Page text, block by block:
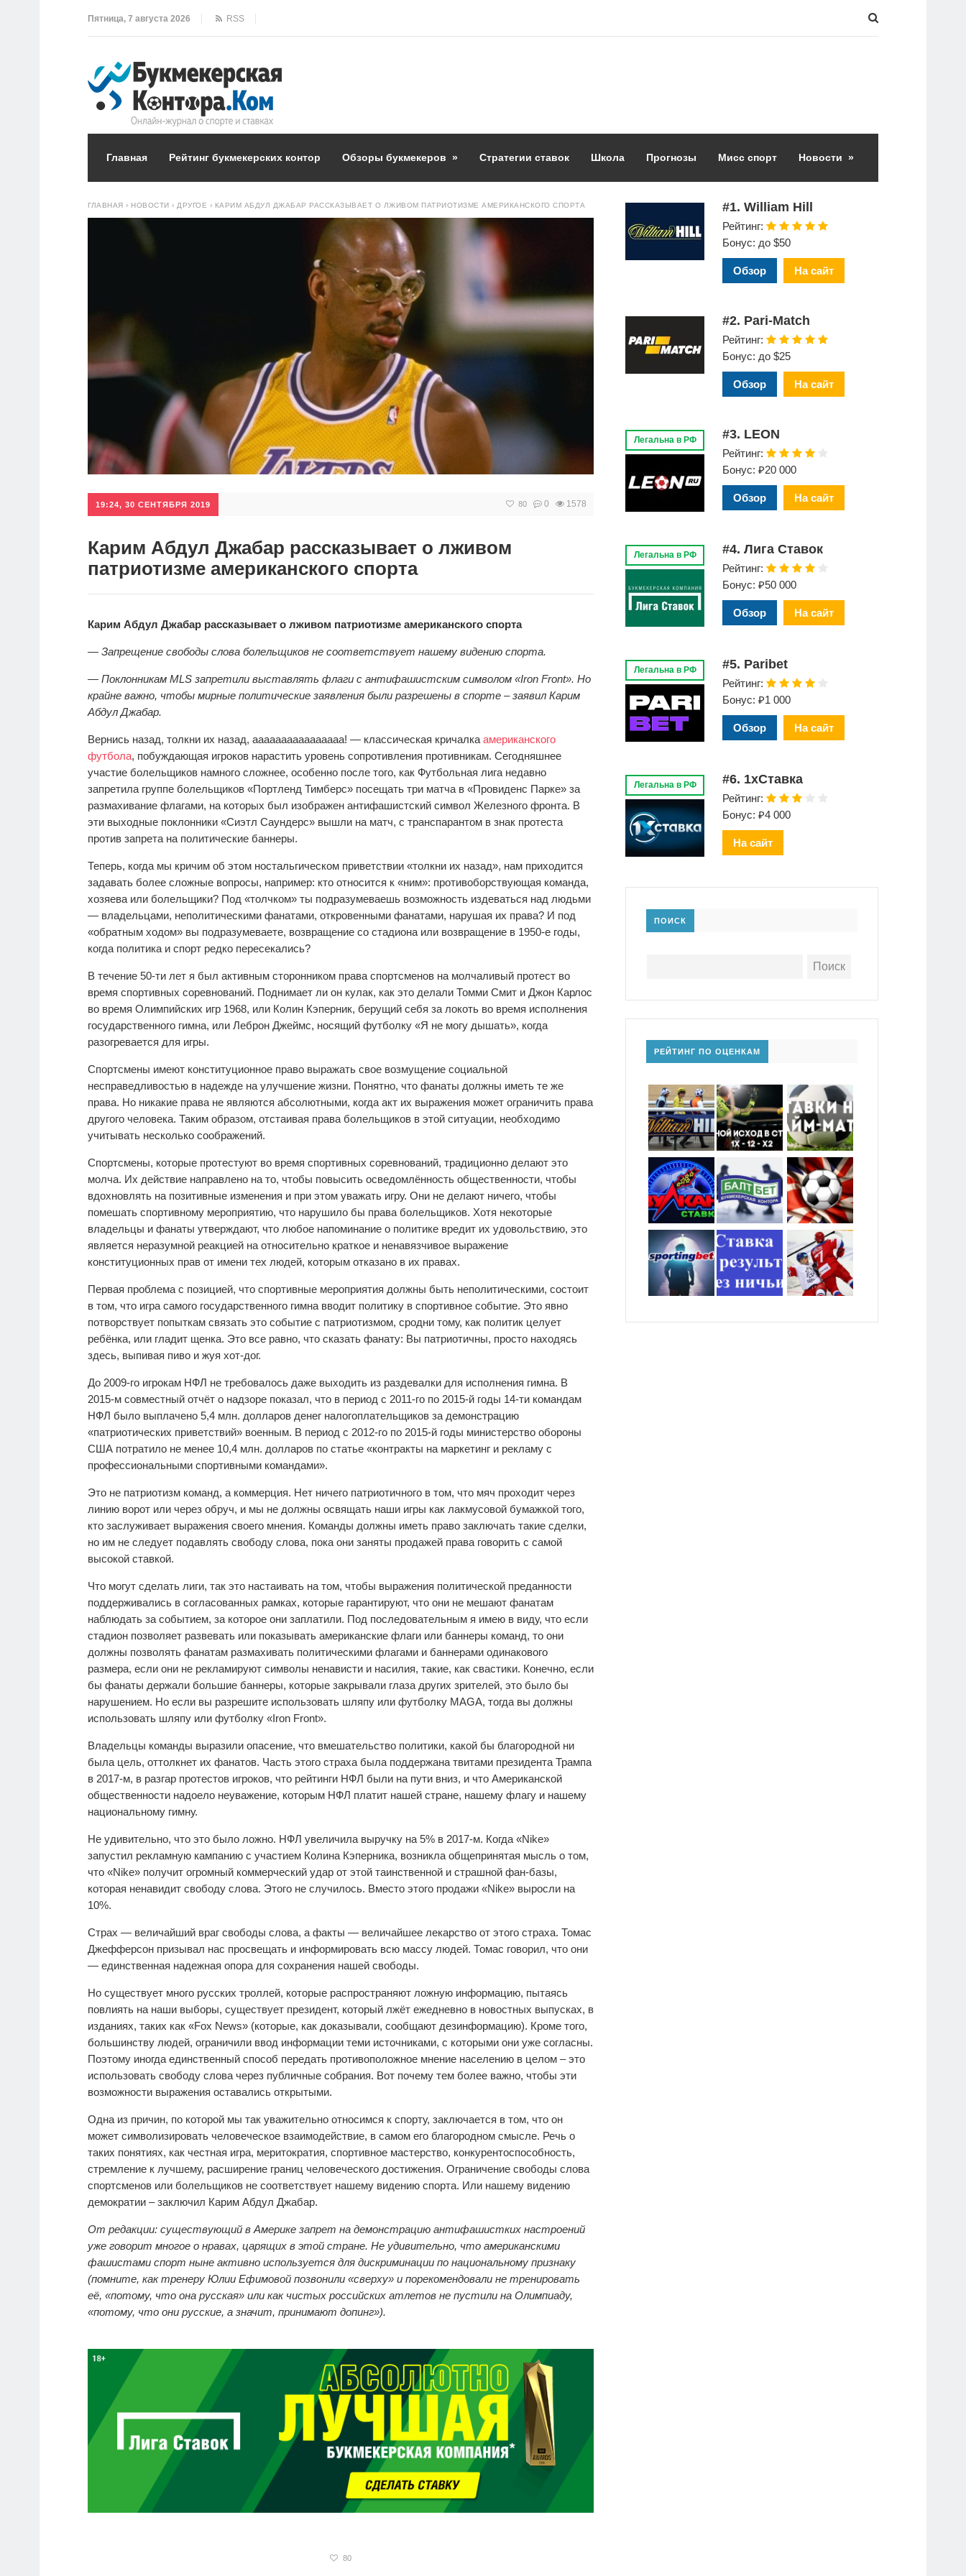
Пятница, 7 августа 2026 RSS
Главная Рейтинг букмекерских контор Обзоры букмекеров » Стратегии ставок Школа Прогнозы Мисс спорт Новости »
ГЛАВНАЯ › НОВОСТИ › ДРУГОЕ › КАРИМ АБДУЛ ДЖАБАР РАССКАЗЫВАЕТ О ЛЖИВОМ ПАТРИОТИЗМЕ АМЕРИКАНСКОГО СПОРТА
19:24, 30 СЕНТЯБРЯ 2019 80 0 1578
Карим Абдул Джабар рассказывает о лживом
патриотизме американского спорта
Карим Абдул Джабар рассказывает о лживом патриотизме американского спорта
— Запрещение свободы слова болельщиков не соответствует нашему видению спорта.
— Поклонникам MLS запретили выставлять флаги с антифашистским символом «Iron Front». Но
крайне важно, чтобы мирные политические заявления были разрешены в спорте – заявил Карим
Абдул Джабар.
Вернись назад, толкни их назад, аааааааааааааааа! — классическая кричалка американского
футбола, побуждающая игроков нарастить уровень сопротивления противникам. Сегодняшнее
участие болельщиков намного сложнее, особенно после того, как Футбольная лига недавно
запретила группе болельщиков «Портленд Тимберс» посещать три матча в «Провиденс Парке» за
размахивание флагами, на которых был изображен антифашистский символ Железного фронта. В
эти выходные поклонники «Сиэтл Саундерс» вышли на матч, с транспарантом в знак протеста
против запрета на политические баннеры.
Теперь, когда мы кричим об этом ностальгическом приветствии «толкни их назад», нам приходится
задавать более сложные вопросы, например: кто относится к «ним»: противоборствующая команда,
хозяева или болельщики? Под «толчком» ты подразумеваешь возможность издеваться над людьми
— владельцами, неполитическими фанатами, откровенными фанатами, нарушая их права? И под
«обратным ходом» вы подразумеваете, возвращение со стадиона или возвращение в 1950-е годы,
когда политика и спорт редко пересекались?
В течение 50-ти лет я был активным сторонником права спортсменов на молчаливый протест во
время спортивных соревнований. Поднимает ли он кулак, как это делали Томми Смит и Джон Карлос
во время Олимпийских игр 1968, или Колин Кэперник, берущий себя за локоть во время исполнения
государственного гимна, или Леброн Джеймс, носящий футболку «Я не могу дышать», когда
разогревается для игры.
Спортсмены имеют конституционное право выражать свое возмущение социальной
несправедливостью в надежде на улучшение жизни. Понятно, что фанаты должны иметь те же
права. Но никакие права не являются абсолютными, когда акт их выражения может ограничить права
другого человека. Таким образом, отстаивая права болельщиков в этой ситуации, необходимо
учитывать несколько соображений.
Спортсмены, которые протестуют во время спортивных соревнований, традиционно делают это
молча. Их действие направлено на то, чтобы повысить осведомлённость общественности, чтобы
вдохновлять на позитивные изменения и при этом уважать игру. Они не делают ничего, чтобы
помешать спортивному мероприятию, что нарушило бы права болельщиков. Хотя некоторые
владельцы и фанаты утверждают, что любое напоминание о политике вредит их удовольствию, это
является неразумной реакцией на относительно краткое и ненавязчивое выражение
конституционных прав от имени тех людей, которым отказано в их правах.
Первая проблема с позицией, что спортивные мероприятия должны быть неполитическими, состоит
в том, что игра самого государственного гимна вводит политику в спортивное событие. Это явно
потворствует попыткам связать это событие с патриотизмом, сродни тому, как политик целует
ребёнка, или гладит щенка. Это все равно, что сказать фанату: Вы патриотичны, просто находясь
здесь, выпивая пиво и жуя хот-дог.
До 2009-го игрокам НФЛ не требовалось даже выходить из раздевалки для исполнения гимна. В
2015-м совместный отчёт о надзоре показал, что в период с 2011-го по 2015-й годы 14-ти командам
НФЛ было выплачено 5,4 млн. долларов денег налогоплательщиков за демонстрацию
«патриотических приветствий» военным. В период с 2012-го по 2015-й годы министерство обороны
США потратило не менее 10,4 млн. долларов по статье «контракты на маркетинг и рекламу с
профессиональными спортивными командами».
Это не патриотизм команд, а коммерция. Нет ничего патриотичного в том, что мяч проходит через
линию ворот или через обруч, и мы не должны освящать наши игры как лакмусовой бумажкой того,
кто заслуживает выражения своего мнения. Команды должны иметь право заключать такие сделки,
но им не следует подавлять свободу слова, пока они заняты продажей права говорить с самой
высокой ставкой.
Что могут сделать лиги, так это настаивать на том, чтобы выражения политической преданности
поддерживались в согласованных рамках, которые гарантируют, что они не мешают фанатам
наблюдать за событием, за которое они заплатили. Под последовательным я имею в виду, что если
стадион позволяет развевать или показывать американские флаги или баннеры команд, то они
должны позволять фанатам размахивать политическими флагами и баннерами одинакового
размера, если они не рекламируют символы ненависти и насилия, такие, как свастики. Конечно, если
бы фанаты держали большие баннеры, которые закрывали глаза других зрителей, это было бы
нарушением. Но если вы разрешите использовать шляпу или футболку MAGA, тогда вы должны
использовать шляпу или футболку «Iron Front».
Владельцы команды выразили опасение, что вмешательство политики, какой бы благородной ни
была цель, оттолкнет их фанатов. Часть этого страха была поддержана твитами президента Трампа
в 2017-м, в разгар протестов игроков, что рейтинги НФЛ были на пути вниз, и что Американской
общественности надоело неуважение, которым НФЛ платит нашей стране, нашему флагу и нашему
национальному гимну.
Не удивительно, что это было ложно. НФЛ увеличила выручку на 5% в 2017-м. Когда «Nike»
запустил рекламную кампанию с участием Колина Кэперника, возникла общепринятая мысль о том,
что «Nike» получит огромный коммерческий удар от этой таинственной и страшной фан-базы,
которая ненавидит свободу слова. Этого не случилось. Вместо этого продажи «Nike» выросли на
10%.
Страх — величайший враг свободы слова, а факты — величайшее лекарство от этого страха. Томас
Джефферсон призывал нас просвещать и информировать всю массу людей. Томас говорил, что они
— единственная надежная опора для сохранения нашей свободы.
Но существует много русских троллей, которые распространяют ложную информацию, пытаясь
повлиять на наши выборы, существует президент, который лжёт ежедневно в новостных выпусках, в
изданиях, таких как «Fox News» (которые, как доказывали, сообщают дезинформацию). Кроме того,
большинству людей, ограничили ввод информации теми источниками, с которыми они уже согласны.
Поэтому иногда единственный способ передать противоположное мнение населению в целом – это
использовать свободу слова через публичные собрания. Вот почему тем более важно, чтобы эти
возможности выражения оставались открытыми.
Одна из причин, по которой мы так уважительно относимся к спорту, заключается в том, что он
может символизировать человеческое взаимодействие, в самом его благородном смысле. Речь о
таких понятиях, как честная игра, меритократия, спортивное мастерство, конкурентоспособность,
стремление к лучшему, расширение границ человеческого достижения. Ограничение свободы слова
спортсменов или болельщиков не соответствует нашему видению спорта. Или нашему видению
демократии – заключил Карим Абдул Джабар.
От редакции: существующий в Америке запрет на демонстрацию антифашистких настроений
уже говорит многое о нравах, царящих в этой стране. Не удивительно, что американскими
фашистами спорт ныне активно используется для дискриминации по национальному признаку
(помните, как тренеру Юлии Ефимовой позвонили «сверху» и порекомендовали не тренировать
её, «потому, что она русская» или как чистых российских атлетов не пустили на Олимпиаду,
«потому, что они русские, а значит, принимают допинг»).
80
#1. William Hill
Рейтинг:
Бонус: до $50
Обзор На сайт
#2. Pari-Match
Рейтинг:
Бонус: до $25
Обзор На сайт
Легальна в РФ #3. LEON
Рейтинг:
Бонус: ₽20 000
Обзор На сайт
Легальна в РФ #4. Лига Ставок
Рейтинг:
Бонус: ₽50 000
Обзор На сайт
Легальна в РФ #5. Paribet
Рейтинг:
Бонус: ₽1 000
Обзор На сайт
Легальна в РФ #6. 1xСтавка
Рейтинг:
Бонус: ₽4 000
На сайт
ПОИСК
РЕЙТИНГ ПО ОЦЕНКАМ